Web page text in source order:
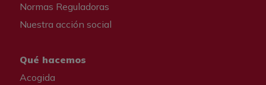
Normas Reguladoras
Nuestra acción social
Qué hacemos
Acogida